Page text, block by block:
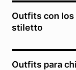
Outfits con los
stiletto
Outfits para